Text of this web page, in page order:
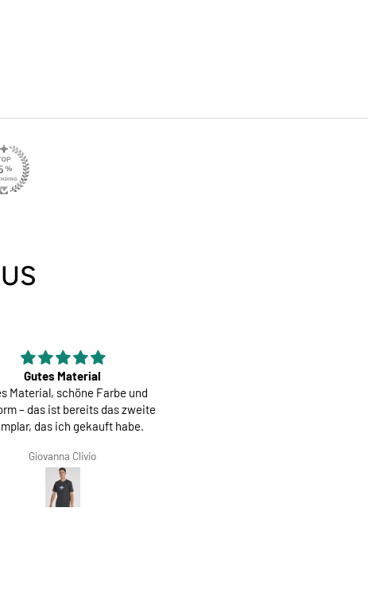
Gutes Material
Material, schöne Farbe und
– das ist bereits das zweite
das ich gekauft habe.
Giovanna Clivio